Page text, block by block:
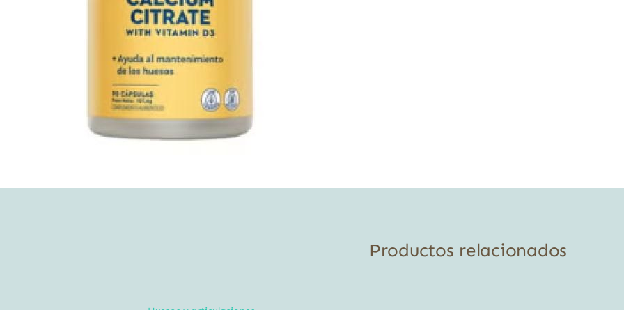
Productos relacionados